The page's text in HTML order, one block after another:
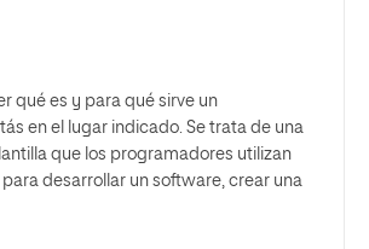
qué es y para qué sirve un
en el lugar indicado. Se trata de una
que los programadores utilizan
para desarrollar un software, crear una